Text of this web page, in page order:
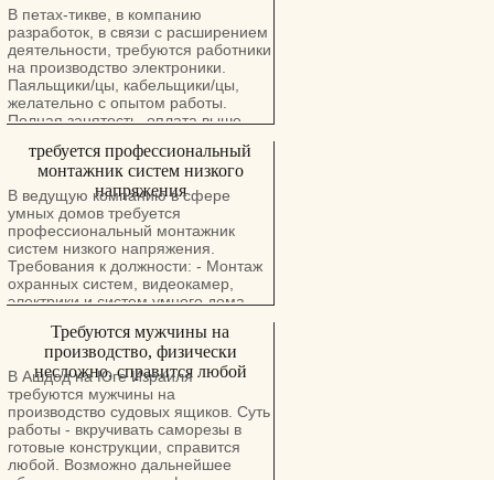
В петах-тикве, в компанию
разработок, в связи с расширением
деятельности, требуются работники
на производство электроники.
Паяльщики/цы, кабельщики/цы,
желательно с опытом работы.
Полная занятость, оплата выше
требуется профессиональный
монтажник систем низкого
напряжения
В ведущую компанию в сфере
умных домов требуется
профессиональный монтажник
систем низкого напряжения.
Требования к должности: - Монтаж
охранных систем, видеокамер,
электрики и систем умного дома -
области - Необходимо знания в
настройке сетей - Навыки
программирования систем
управления и умного дома -
Преимущество Хорошие условия
для подходящих кандидатов.
Вакансия предназначена как для
женщин, так и для мужчин.
Требуются мужчины на
производство, физически
несложно, справится любой
В Ашдод на Юге Израиля
требуются мужчины на
производство судовых ящиков. Суть
работы - вкручивать саморезы в
готовые конструкции, справится
любой. Возможно дальнейшее